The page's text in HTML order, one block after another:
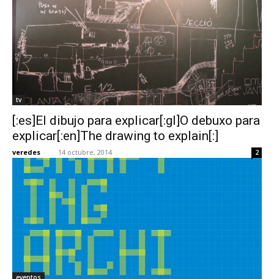
tv
[:es]El dibujo para explicar[:gl]O debuxo para
explicar[:en]The drawing to explain[:]
veredes - 14 octubre, 2014 2
eventos